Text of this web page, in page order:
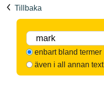
Tillbaka
enbart bland termer
även i all annan text